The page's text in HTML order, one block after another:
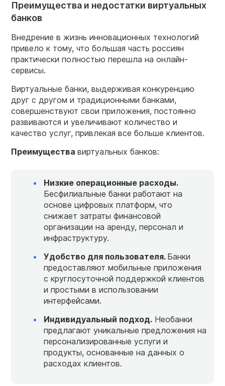
Преимущества и недостатки виртуальных
банков
Внедрение в жизнь инновационных технологий
привело к тому, что большая часть россиян
практически полностью перешла на онлайн-
сервисы.
Виртуальные банки, выдерживая конкуренцию
друг с другом и традиционными банками,
совершенствуют свои приложения, постоянно
развиваются и увеличивают количество и
качество услуг, привлекая все больше клиентов.
Преимущества виртуальных банков:
Низкие операционные расходы.
Бесфилиальные банки работают на
основе цифровых платформ, что
снижает затраты финансовой
организации на аренду, персонал и
инфраструктуру.
Удобство для пользователя. Банки
предоставляют мобильные приложения
с круглосуточной поддержкой клиентов
и простыми в использовании
интерфейсами.
Индивидуальный подход. Необанки
предлагают уникальные предложения на
персонализированные услуги и
продукты, основанные на данных о
расходах клиентов.